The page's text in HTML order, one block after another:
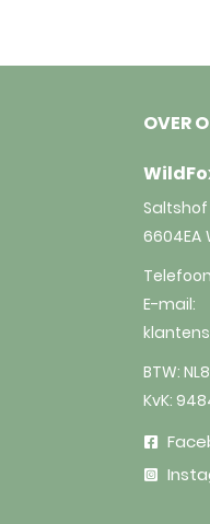
OVER
Saltshof
6604EA
E-mail:
BTW:
KvK: